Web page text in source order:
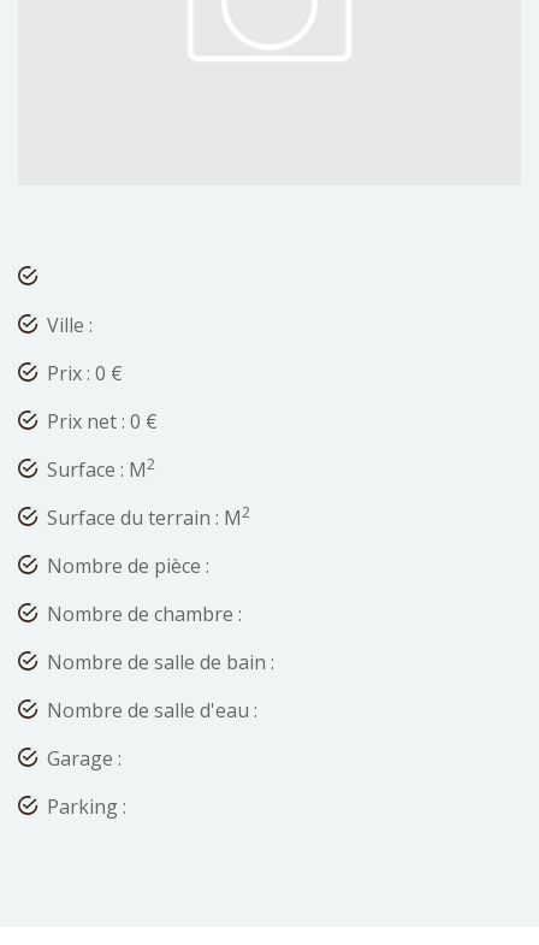
Ville :
Prix : 0 €
Prix net : 0 €
Surface : M2
Surface du terrain : M2
Nombre de pièce :
Nombre de chambre :
Nombre de salle de bain :
Nombre de salle d'eau :
Garage :
Parking :